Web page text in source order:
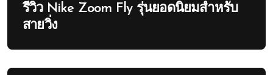
รีวิว Nike Zoom Fly รุ่นยอดนิยมสำหรับ
สายวิ่ง